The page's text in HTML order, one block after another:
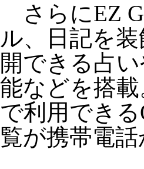
さらにEZ
ル、日記を
開できる占
能などを搭
で利用でき
覧が携帯電